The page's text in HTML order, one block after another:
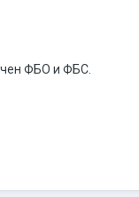
ФБО и ФБС.